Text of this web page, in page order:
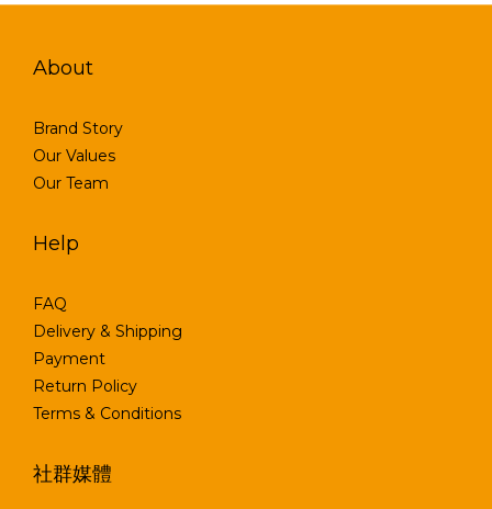
About
Brand Story
Our Values
Our Team
Help
FAQ
Delivery & Shipping
Payment
Return Policy
Terms & Conditions
社群媒體